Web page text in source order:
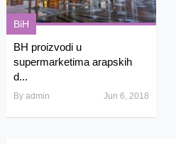
BiH
BH proizvodi u
supermarketima arapskih
d...
By admin Jun 6, 2018